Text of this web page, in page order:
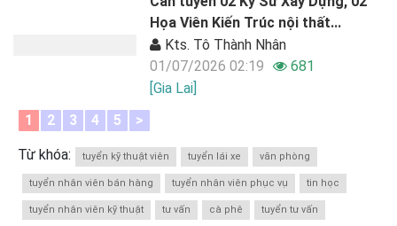
Họa Viên Kiến Trúc nội thất...
Kts. Tô Thành Nhân
01/07/2026 02:19
681
[Gia Lai]
1
2 3 4 5 >
Từ khóa: tuyển kỹ thuật viên tuyển lái xe văn phòng
tuyển nhân viên bán hàng tuyển nhân viên phục vụ tin học
tuyển nhân viên kỹ thuật tư vấn cà phê tuyển tư vấn